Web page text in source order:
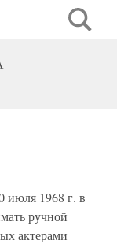
июля 1968 г. в
ручной
актерами